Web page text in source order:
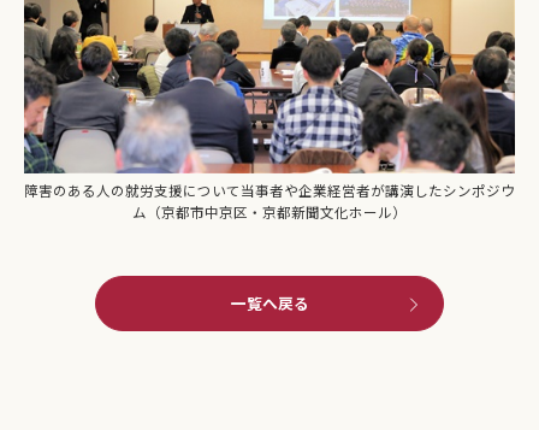
障害のある人の就労支援について当事者や企業経営者が講演したシンポジウ
ム（京都市中京区・京都新聞文化ホール）
一覧へ戻る